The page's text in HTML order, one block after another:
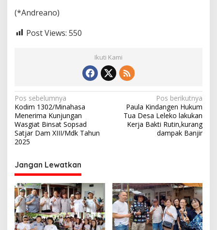
(*Andreano)
Post Views: 550
Ikuti Kami
N
a
v
i
a
s
i
p
o
Pos sebelumnya
Kodim 1302/Minahasa
Menerima Kunjungan
Wasgiat Binsat Sopsad
Satjar Dam XIII/Mdk Tahun
2025
Pos berikutnya
Paula Kindangen Hukum
Tua Desa Leleko lakukan
Kerja Bakti Rutin,kurang
dampak Banjir
Jangan Lewatkan